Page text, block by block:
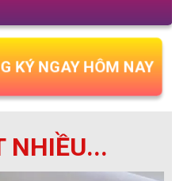
KÝ NGAY HÔM NAY
NHIỀU...